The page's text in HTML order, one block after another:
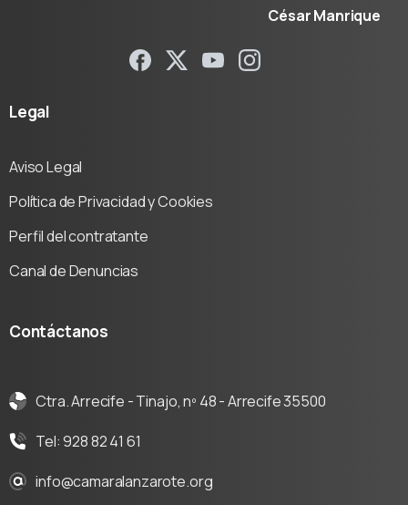
César Manrique
Legal
Aviso Legal
Política de Privacidad y Cookies
Perfil del contratante
Canal de Denuncias
Contáctanos
Ctra. Arrecife - Tinajo, nº 48 - Arrecife 35500
Tel: 928 82 41 61
info@camaralanzarote.org